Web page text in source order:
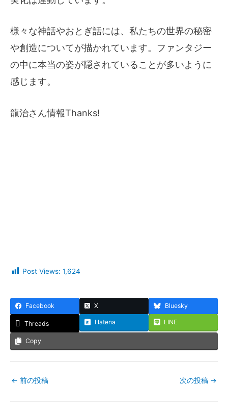
様々な神話やおとぎ話には、私たちの世界の秘密
や創造についてが描かれています。ファンタジー
の中に本当の姿が隠されていることが多いように
感じます。
龍治さん情報Thanks!
Post Views: 1,624
Facebook X Bluesky
Threads Hatena LINE
Copy
← 前の投稿 次の投稿 →